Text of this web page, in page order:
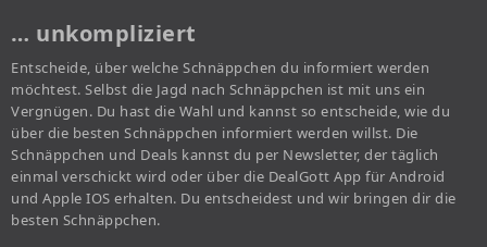
… unkompliziert
Entscheide, über welche Schnäppchen du informiert werden
möchtest. Selbst die Jagd nach Schnäppchen ist mit uns ein
Vergnügen. Du hast die Wahl und kannst so entscheide, wie du
über die besten Schnäppchen informiert werden willst. Die
Schnäppchen und Deals kannst du per Newsletter, der täglich
einmal verschickt wird oder über die DealGott App für Android
und Apple IOS erhalten. Du entscheidest und wir bringen dir die
besten Schnäppchen.